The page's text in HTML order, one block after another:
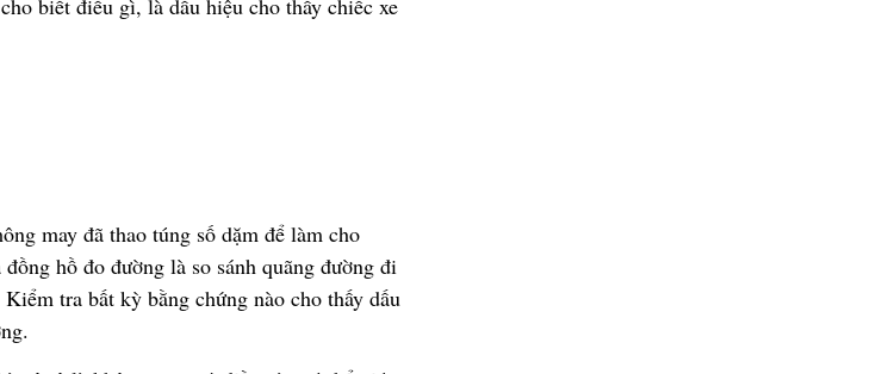
may đã thao túng số dặm để làm cho
đồng hồ đo đường là so sánh quãng đường đi
Kiểm tra bất kỳ bằng chứng nào cho thấy dấu
ng.